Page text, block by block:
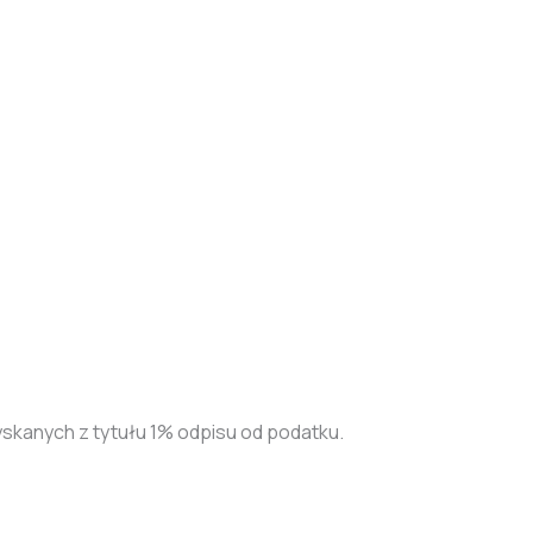
z tytułu 1% odpisu od podatku.